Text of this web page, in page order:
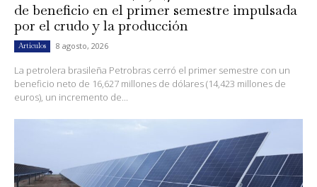
de beneficio en el primer semestre impulsada
por el crudo y la producción
Artículos 8 agosto, 2026
La petrolera brasileña Petrobras cerró el primer semestre con un
beneficio neto de 16,627 millones de dólares (14,423 millones de
euros), un incremento de...